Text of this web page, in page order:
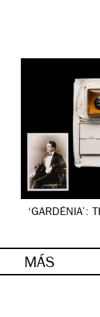
‘GARDÉNIA’:
MÁS